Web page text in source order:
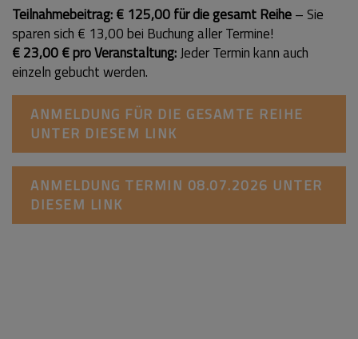
Teilnahmebeitrag:€ 125,00 für die gesamt Reihe– Sie
sparen sich € 13,00 bei Buchung aller Termine!
€ 23,00 € pro Veranstaltung:Jeder Termin kann auch
einzeln gebucht werden.
ANMELDUNG FÜR DIE GESAMTE REIHE
UNTER DIESEM LINK
ANMELDUNG TERMIN 08.07.2026 UNTER
DIESEM LINK